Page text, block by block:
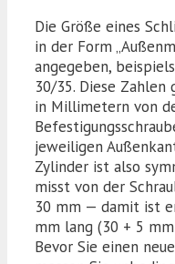
Die Größe eines
in der Form
angegeben,
30/35. Diese Zahlen
in Millimetern von
jeweiligen
Zylinder ist also
misst von der
30 mm — damit ist
mm lang (30 + 5
Bevor Sie einen